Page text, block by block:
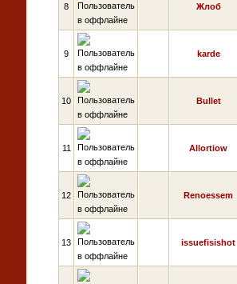
8 Жлоб
9 karde
10 Bullet
11 Allortiow
12 Renoessem
13 issuefisishot